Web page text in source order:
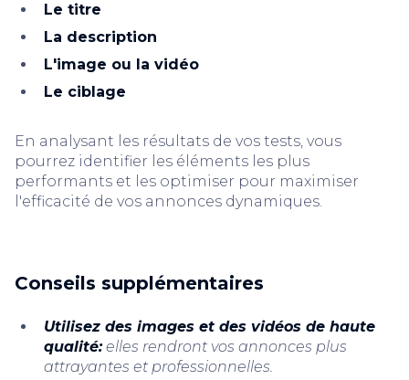
Le titre
La description
L'image ou la vidéo
Le ciblage
En analysant les résultats de vos tests, vous
pourrez identifier les éléments les plus
performants et les optimiser pour maximiser
l'efficacité de vos annonces dynamiques.
Conseils supplémentaires
Utilisez des images et des vidéos de haute
qualité:elles rendront vos annonces plus
attrayantes et professionnelles.